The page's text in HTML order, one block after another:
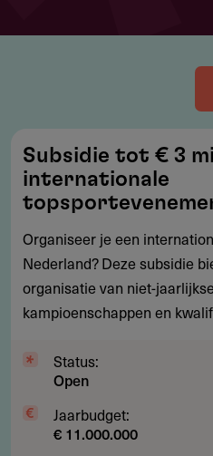
tot
€
3
miljoen
voor
internationale
topsportevenementen
Subsidie tot € 3
internationale
Organiseer je een
Nederland? Deze subsidie
organisatie van niet-
kampioenschappen en
Status:
Open
Jaarbudget:
€ 11.000.000